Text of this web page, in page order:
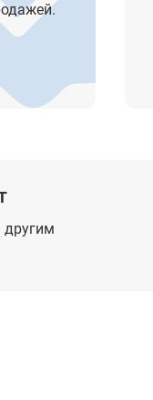
другим